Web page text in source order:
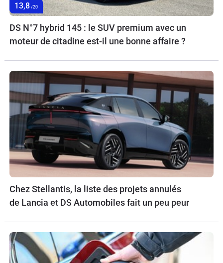
13,8 /20
DS N°7 hybrid 145 : le SUV premium avec un
moteur de citadine est-il une bonne affaire ?
Chez Stellantis, la liste des projets annulés
de Lancia et DS Automobiles fait un peu peur